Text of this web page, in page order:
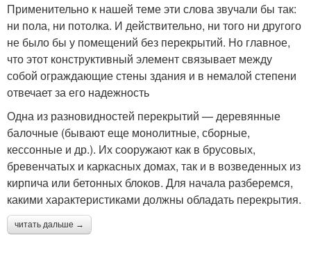
Применительно к нашей теме эти слова звучали бы так:
ни пола, ни потолка. И действительно, ни того ни другого
не было бы у помещений без перекрытий. Но главное,
что этот конструктивный элемент связывает между
собой ограждающие стены здания и в немалой степени
отвечает за его надежность
Одна из разновидностей перекрытий — деревянные
балочные (бывают еще монолитные, сборные,
кессонные и др.). Их сооружают как в брусовых,
бревенчатых и каркасных домах, так и в возведенных из
кирпича или бетонных блоков. Для начала разберемся,
какими характеристиками должны обладать перекрытия.
читать дальше →